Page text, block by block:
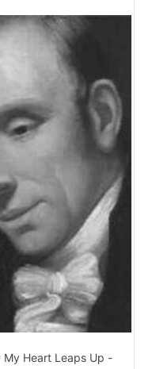
My Heart Leaps Up -